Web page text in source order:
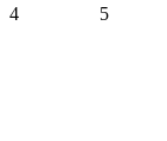
4 5